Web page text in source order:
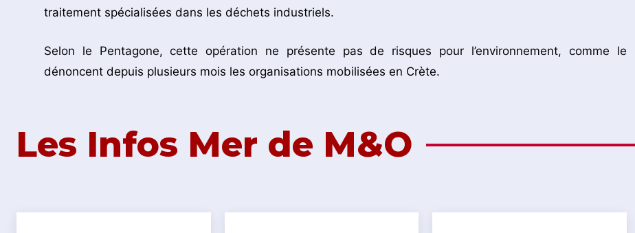
traitement spécialisées dans les déchets industriels.
Selon le Pentagone, cette opération ne présente pas de risques pour l’environnement, comme le
dénoncent depuis plusieurs mois les organisations mobilisées en Crète.
Les Infos Mer de M&O